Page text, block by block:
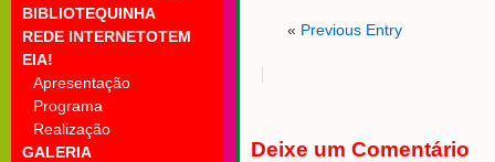
BIBLIOTEQUINHA
REDE INTERNETOTEM
EIA!
Apresentação
Programa
Realização
GALERIA
« Previous Entry
Deixe um Comentário